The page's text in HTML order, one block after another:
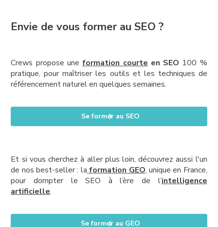
Envie de vous former au SEO ?
Crews propose uneformation courte en SEO 100 %
pratique, pour maîtriser les outils et les techniques de
référencement naturel en quelques semaines.
Se former au SEO
Et si vous cherchez à aller plus loin, découvrez aussi l'un
de nos best-seller : la formation GEO, unique en France,
pour dompter le SEO à l’ère de l’intelligence
artificielle.
Se former au GEO